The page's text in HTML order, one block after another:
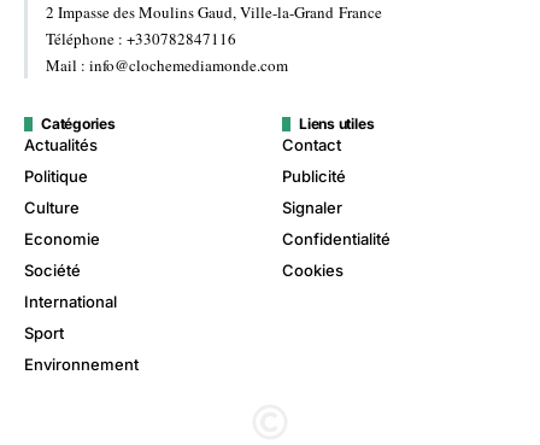
2 Impasse des Moulins Gaud, Ville-la-Grand France
Téléphone : +330782847116
Mail : info@clochemediamonde.com
Catégories
Actualités
Politique
Culture
Economie
Société
International
Sport
Environnement
Liens utiles
Contact
Publicité
Signaler
Confidentialité
Cookies